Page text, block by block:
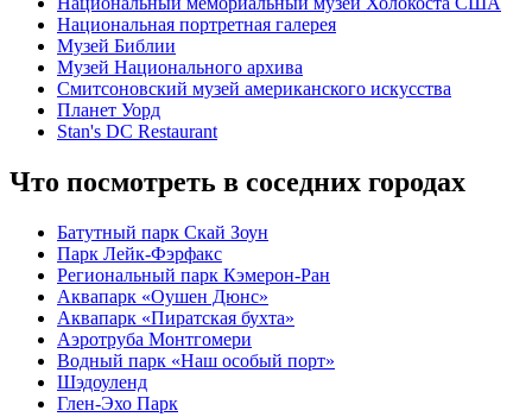
Национальная портретная галерея
Музей Библии
Музей Национального архива
Смитсоновский музей американского искусства
Планет Уорд
Stan's DC Restaurant
Что посмотреть в соседних городах
Батутный парк Скай Зоун
Парк Лейк-Фэрфакс
Региональный парк Кэмерон-Ран
Аквапарк «Оушен Дюнс»
Аквапарк «Пиратская бухта»
Аэротруба Монтгомери
Водный парк «Наш особый порт»
Шэдоуленд
Глен-Эхо Парк